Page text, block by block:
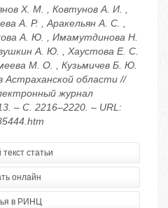
Х. М. , Ковтунов А. И. ,
А. Р. , Аракельян А. С. ,
А. Ю. , Имамутдинова Н.
А. Ю. , Хаустова Е. С.
М. О. , Кузьмичев Б. Ю.
Астраханской области //
журнал
– С. 2216–2220. – URL:
статьи
онлайн
в РИНЦ